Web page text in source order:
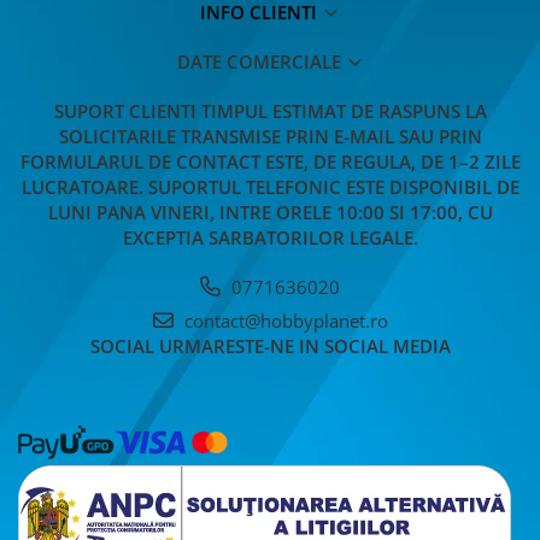
INFO CLIENTI
DATE COMERCIALE
SUPORT CLIENTI TIMPUL ESTIMAT DE RASPUNS LA
SOLICITARILE TRANSMISE PRIN E-MAIL SAU PRIN
FORMULARUL DE CONTACT ESTE, DE REGULA, DE 1–2 ZILE
LUCRATOARE. SUPORTUL TELEFONIC ESTE DISPONIBIL DE
LUNI PANA VINERI, INTRE ORELE 10:00 SI 17:00, CU
EXCEPTIA SARBATORILOR LEGALE.
0771636020
contact@hobbyplanet.ro
SOCIAL URMARESTE-NE IN SOCIAL MEDIA